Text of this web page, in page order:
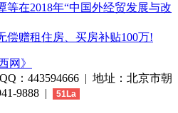
等在2018年“中国外经贸发展与改
偿赠租住房、买房补贴100万!
网》
：443594666 | 地址：北京市朝
9888 |
51La